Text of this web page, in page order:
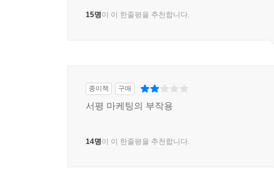
15명이 이 한줄평을 추천합니다.
종이책 구매
서평 마케팅의 부작용
14명이 이 한줄평을 추천합니다.